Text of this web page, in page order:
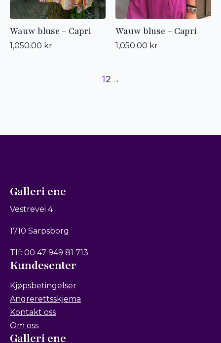
Wauw bluse – Capri
1,050.00 kr
Wauw bluse – Capri
1,050.00 kr
12→
Galleri ene
Vestrevei 4
1710 Sarpsborg
Tlf: 00 47 949 81 713
Kundesenter
Kjøpsbetingelser
Angrerettsskjema
Kontakt oss
Om oss
Galleri ene